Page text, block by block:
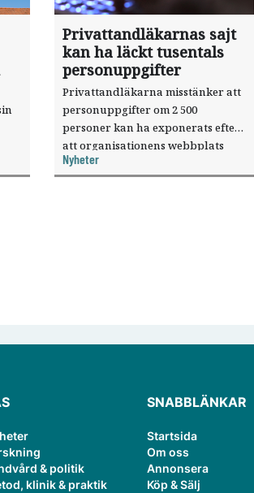
Privattandläkarnas sajt
kan ha läckt tusentals
personuppgifter
Privattandläkarna misstänker att
personuppgifter om 2 500
personer kan ha exponerats efter
att organisationens webbplats
utnyttjats genom en sårbarhet i ett
publiceringsverktyg.
Nyheter
& politik
klinik & praktik
SNABBLÄNKAR
Startsida
Om oss
Annonsera
Köp & Sälj